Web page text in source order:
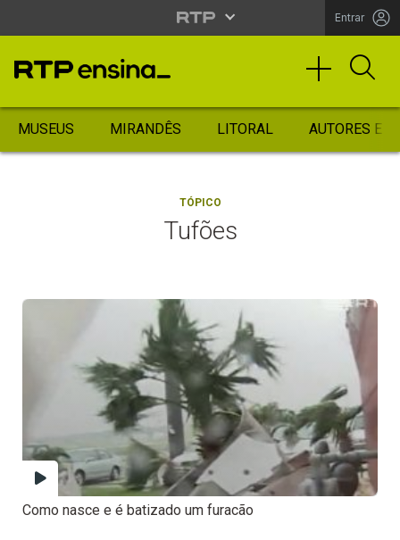
Entrar
MUSEUS MIRANDÊS LITORAL AUTORES
TÓPICO
Tufões
Como nasce e é batizado um furacão